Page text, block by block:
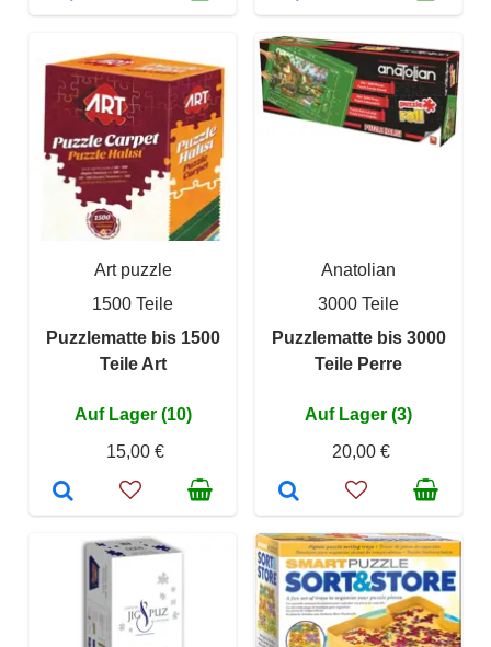
Art puzzle
1500 Teile
Puzzlematte bis 1500
Teile Art
Auf Lager (10)
15,00 €
Anatolian
3000 Teile
Puzzlematte bis 3000
Teile Perre
Auf Lager (3)
20,00 €